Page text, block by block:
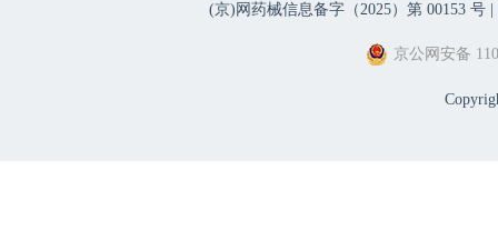
(京)网药械信息备字（2025）第 00153 号 |
京公网安备